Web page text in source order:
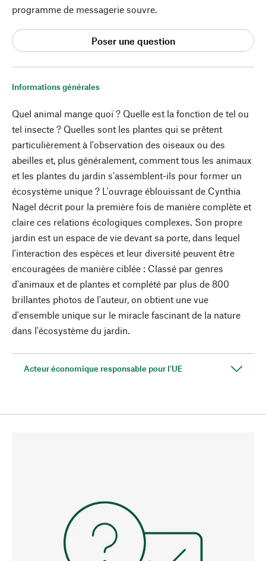
Informations générales
Quel animal mange quoi ? Quelle est la fonction de tel ou
tel insecte ? Quelles sont les plantes qui se prêtent
particulièrement à l'observation des oiseaux ou des
abeilles et, plus généralement, comment tous les animaux
et les plantes du jardin s'assemblent-ils pour former un
écosystème unique ? L'ouvrage éblouissant de Cynthia
Nagel décrit pour la première fois de manière complète et
claire ces relations écologiques complexes. Son propre
jardin est un espace de vie devant sa porte, dans lequel
l'interaction des espèces et leur diversité peuvent être
encouragées de manière ciblée : Classé par genres
d'animaux et de plantes et complété par plus de 800
brillantes photos de l'auteur, on obtient une vue
d'ensemble unique sur le miracle fascinant de la nature
dans l'écosystème du jardin.
Acteur économique responsable pour l'UE
programme de messagerie souvre.
Poser une question